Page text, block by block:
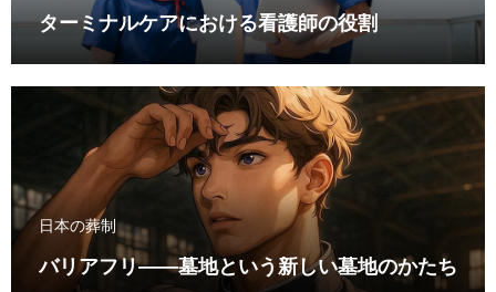
ターミナルケアにおける看護師の役割
日本の葬制
バリアフリ――墓地という新しい墓地のかたち